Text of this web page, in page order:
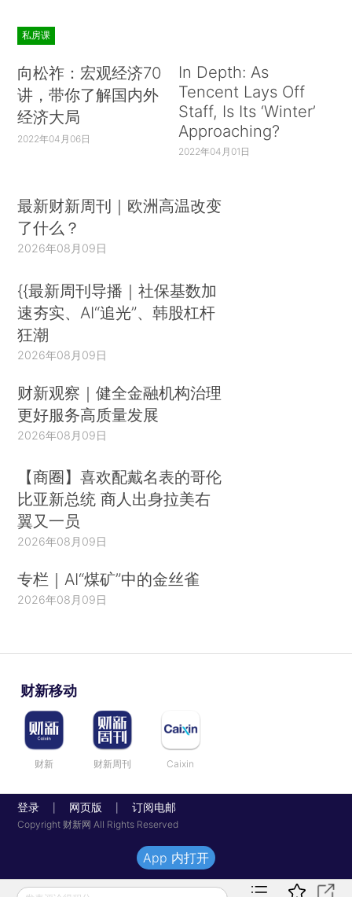
私房课
向松祚：宏观经济70
讲，带你了解国内外
经济大局
2022年04月06日
In Depth: As
Tencent Lays Off
Staff, Is Its ‘Winter’
Approaching?
2022年04月01日
最新财新周刊｜欧洲高温改变
了什么？
2026年08月09日
{{最新周刊导播｜社保基数加
速夯实、AI“追光”、韩股杠杆
狂潮
2026年08月09日
财新观察｜健全金融机构治理
更好服务高质量发展
2026年08月09日
【商圈】喜欢配戴名表的哥伦
比亚新总统 商人出身拉美右
翼又一员
2026年08月09日
专栏｜AI“煤矿”中的金丝雀
2026年08月09日
财新移动
财新 财新周刊 Caixin
登录 网页版 订阅电邮
Copyright 财新网 All Rights Reserved
App 内打开